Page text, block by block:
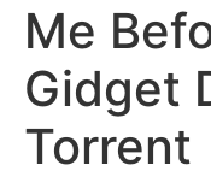
Me
Gidget
Torrent